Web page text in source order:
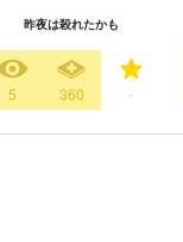
昨夜は殺れたかも
5 360 -